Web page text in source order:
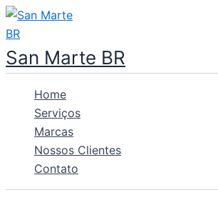
Ir
para
o
conteúdo
San Marte BR
Home
Serviços
Marcas
Nossos Clientes
Contato